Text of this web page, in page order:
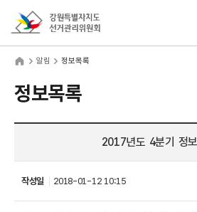
알림 정보목록
정보목록
2017년도 4분기 정
작성일 2018-01-12 10:15